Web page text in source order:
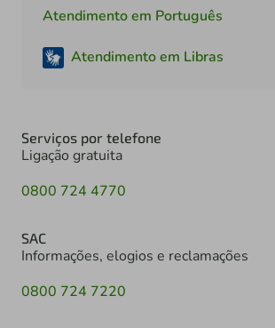
Atendimento em Português
Atendimento em Libras
Serviços por telefone
Ligação gratuita
0800 724 4770
SAC
Informações, elogios e reclamações
0800 724 7220